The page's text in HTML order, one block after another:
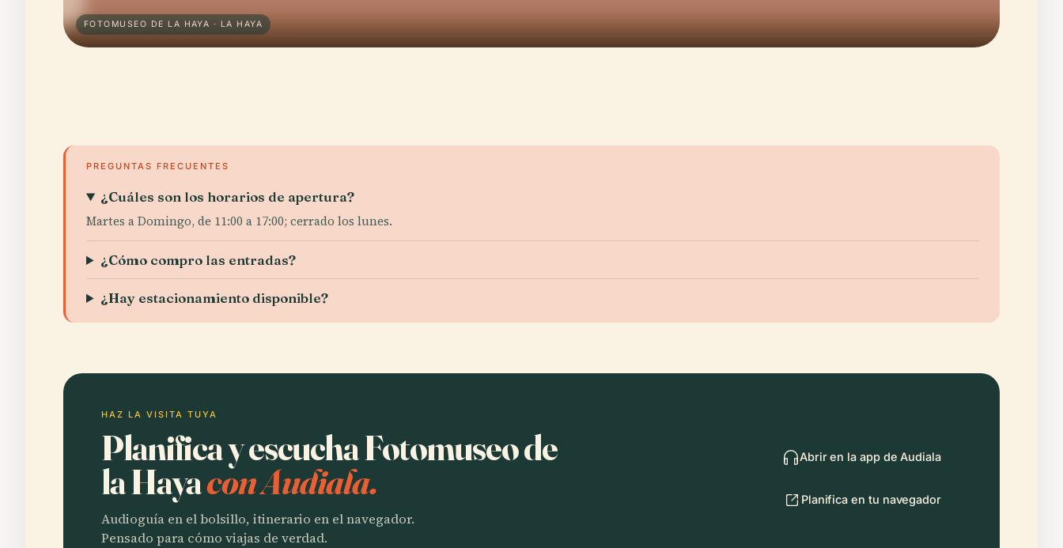
FOTOMUSEO DE LA HAYA · LA HAYA
PREGUNTAS FRECUENTES
¿Cuáles son los horarios de apertura?
Martes a Domingo, de 11:00 a 17:00; cerrado los lunes.
¿Cómo compro las entradas?
¿Hay estacionamiento disponible?
HAZ LA VISITA TUYA
Planifica y escucha Fotomuseo de
la Hayacon Audiala.
Audioguía en el bolsillo, itinerario en el navegador.
Pensado para cómo viajas de verdad.
Abrir en la app de Audiala
Planifica en tu navegador